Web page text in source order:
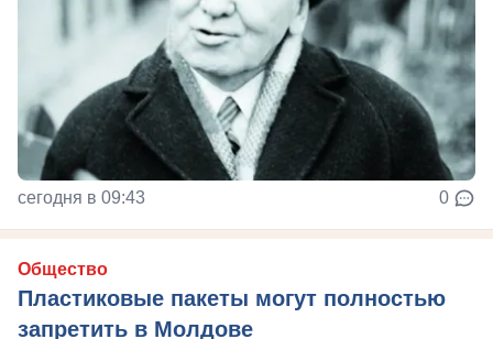
сегодня в 09:43 0
Общество
Пластиковые пакеты могут полностью
запретить в Молдове